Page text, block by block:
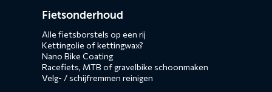
menusFietsonderhoud
Alle fietsborstels op een rij
Kettingolie of kettingwax?
Nano Bike Coating
Racefiets, MTB of gravelbike schoonmaken
Velg- / schijfremmen reinigen